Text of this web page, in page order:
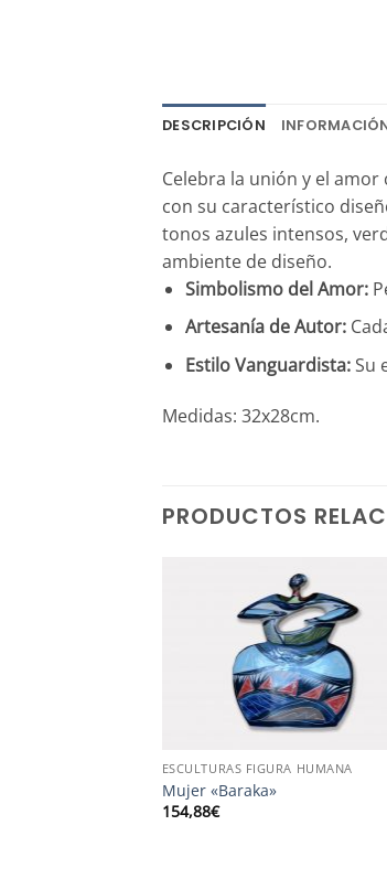
DESCRIPCIÓN
Celebra la unión y el amor
con su característico
tonos azules intensos,
ambiente de diseño.
Simbolismo del Amor:
Artesanía de Autor:
Estilo Vanguardista:Su
Medidas: 32x28cm.
PRODUCTOS
ESCULTURAS FIGURA HUMANA
Mujer «Baraka»
154,88€